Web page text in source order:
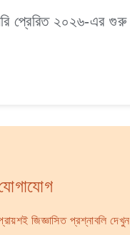
প্রেরিত ২০২৬-এর গুরু
জিজ্ঞাসিত প্রশ্নাবলি দেখুন